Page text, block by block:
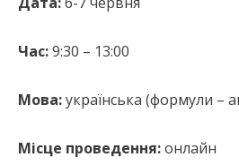
Час:9:30 – 13:00
Мова:українська (формули –
Місце проведення:онлайн